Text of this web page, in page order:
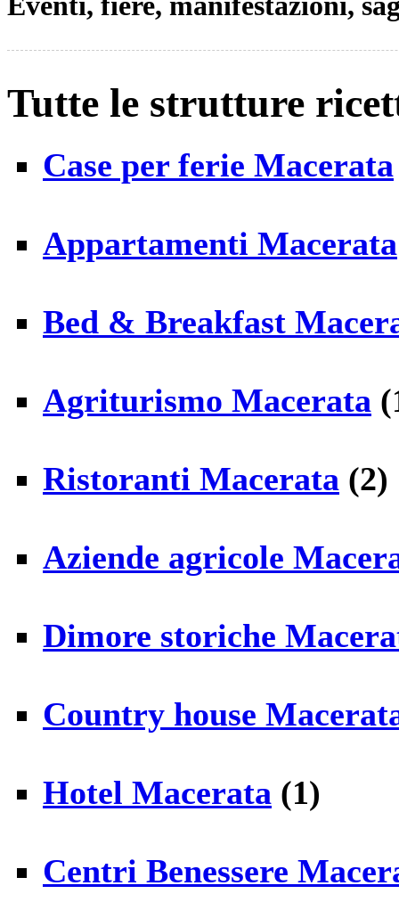
Tutte le strutture
Case per ferie Macerata
Appartamenti Macerata
Bed & Breakfast
Agriturismo Macerata
Ristoranti Macerata (2)
Aziende agricole
Dimore storiche
Country house
Hotel Macerata (1)
Centri Benessere